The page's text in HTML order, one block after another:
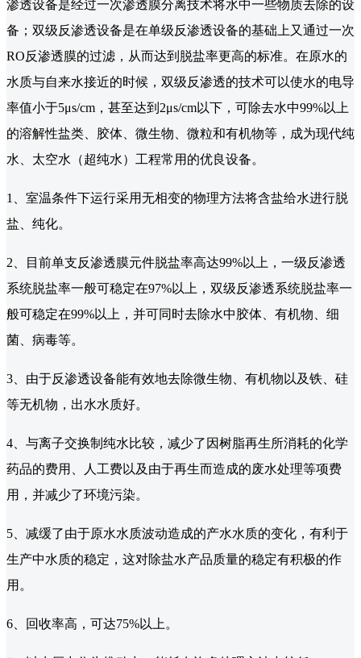
渗透设备是经过一次渗透膜分离技术将水中一些物质去除的设
备；双级反渗透设备是在单级反渗透设备的基础上又通过一次
RO反渗透膜的过滤，从而达到脱盐率更高的标准。在原水的
水质与自来水接近的时候，双级反渗透的技术可以使水的电导
率值小于5μs/cm，甚至达到2μs/cm以下，可除去水中99%以上
的溶解性盐类、胶体、微生物、微粒和有机物等，成为现代纯
水、太空水（超纯水）工程常用的优良设备。
1、室温条件下运行采用无相变的物理方法将含盐给水进行脱
盐、纯化。
2、目前单支反渗透膜元件脱盐率高达99%以上，一级反渗透
系统脱盐率一般可稳定在97%以上，双级反渗透系统脱盐率一
般可稳定在99%以上，并可同时去除水中胶体、有机物、细
菌、病毒等。
3、由于反渗透设备能有效地去除微生物、有机物以及铁、硅
等无机物，出水水质好。
4、与离子交换制纯水比较，减少了因树脂再生所消耗的化学
药品的费用、人工费以及由于再生而造成的废水处理等项费
用，并减少了环境污染。
5、减缓了由于原水水质波动造成的产水水质的变化，有利于
生产中水质的稳定，这对除盐水产品质量的稳定有积极的作
用。
6、回收率高，可达75%以上。